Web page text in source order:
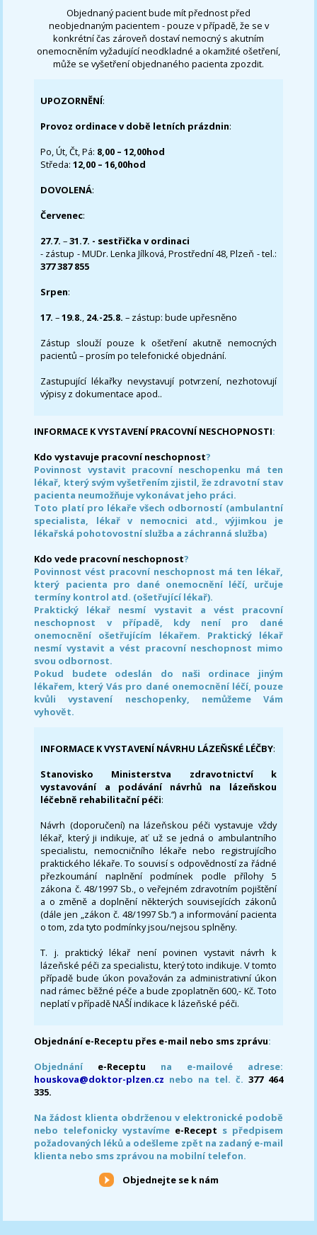
Objednaný pacient bude mít přednost před
neobjednaným pacientem - pouze v případě, že se v
konkrétní čas zároveň dostaví nemocný s akutním
onemocněním vyžadující neodkladné a okamžité ošetření,
může se vyšetření objednaného pacienta zpozdit.
UPOZORNĚNÍ:
Provoz ordinace v době letních prázdnin:
Po, Út, Čt, Pá: 8,00 – 12,00hod
Středa:12,00 – 16,00hod
DOVOLENÁ:
Červenec:
27.7.–31.7. - sestřička v ordinaci
- zástup - MUDr. Lenka Jílková, Prostřední 48, Plzeň - tel.:
377 387 855
Srpen:
17. –19.8., 24.-25.8. – zástup: bude upřesněno
Zástup slouží pouze k ošetření akutně nemocných
pacientů – prosím po telefonické objednání.
Zastupující lékařky nevystavují potvrzení, nezhotovují
výpisy z dokumentace apod..
INFORMACE K VYSTAVENÍ PRACOVNÍ NESCHOPNOSTI:
Kdo vystavuje pracovní neschopnost?
Povinnost vystavit pracovní neschopenku má ten
lékař, který svým vyšetřením zjistil, že zdravotní stav
pacienta neumožňuje vykonávat jeho práci.
Toto platí pro lékaře všech odborností (ambulantní
specialista, lékař v nemocnici atd., výjimkou je
lékařská pohotovostní služba a záchranná služba)
Kdo vede pracovní neschopnost?
Povinnost vést pracovní neschopnost má ten lékař,
který pacienta pro dané onemocnění léčí, určuje
termíny kontrol atd. (ošetřující lékař).
Praktický lékař nesmí vystavit a vést pracovní
neschopnost v případě, kdy není pro dané
onemocnění ošetřujícím lékařem. Praktický lékař
nesmí vystavit a vést pracovní neschopnost mimo
svou odbornost.
Pokud budete odeslán do naši ordinace jiným
lékařem, který Vás pro dané onemocnění léčí, pouze
kvůli vystavení neschopenky, nemůžeme Vám
vyhovět.
INFORMACE K VYSTAVENÍ NÁVRHU LÁZEŇSKÉ LÉČBY:
Stanovisko Ministerstva zdravotnictví k
vystavování a podávání návrhů na lázeňskou
léčebně rehabilitační péči:
Návrh (doporučení) na lázeňskou péči vystavuje vždy
lékař, který ji indikuje, ať už se jedná o ambulantního
specialistu, nemocničního lékaře nebo registrujícího
praktického lékaře. To souvisí s odpovědností za řádné
přezkoumání naplnění podmínek podle přílohy 5
zákona č. 48/1997 Sb., o veřejném zdravotním pojištění
a o změně a doplnění některých souvisejících zákonů
(dále jen „zákon č. 48/1997 Sb.“) a informování pacienta
o tom, zda tyto podmínky jsou/nejsou splněny.
T. j. praktický lékař není povinen vystavit návrh k
lázeňské péči za specialistu, který toto indikuje. V tomto
případě bude úkon považován za administrativní úkon
nad rámec běžné péče a bude zpoplatněn 600,- Kč. Toto
neplatí v případě NAŠÍ indikace k lázeňské péči.
Objednání e-Receptu přes e-mail nebo sms zprávu:
Objednání e-Receptu na e-mailové adrese:
houskova@doktor-plzen.cz nebo na tel. č. 377 464
335.
Na žádost klienta obdrženou v elektronické podobě
nebo telefonicky vystavíme e-Recept s předpisem
požadovaných léků a odešleme zpět na zadaný e-mail
klienta nebo sms zprávou na mobilní telefon.
Objednejte se k nám